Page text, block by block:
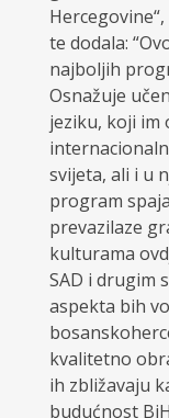
te dodala:
najboljih
Osnažuje
jeziku, koji im
svijeta, ali i u
program
prevazilaze
kulturama
SAD i drugim
aspekta bih
kvalitetno
ih zbližavaju
budućnost